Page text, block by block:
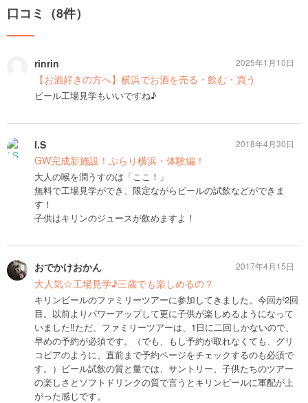
口コミ（8件）
rinrin
【お酒好きの方へ】横浜でお酒を売る・飲む・買う
ビール工場見学もいいですね♪
2025年1月10日
I.S
GW完成新施設！ぶらり横浜・体験編！
大人の喉を潤うすのは「ここ！」
無料で工場見学ができ、限定ながらビールの試飲などができま
す！
子供はキリンのジュースが飲めますよ！
2018年4月30日
おでかけおかん
大人気☆工場見学♪三歳でも楽しめるの？
キリンビールのファミリーツアーに参加してきました。今回が2回
目。以前よりパワーアップして更に子供が楽しめるようになって
いました‼︎ただ、ファミリーツアーは、1日に二回しかないので、
早めの予約が必須です。（でも、もし予約が取れなくても、グリ
コピアのように、直前まで予約ページをチェックするのも必須で
す。）ビール試飲の質と量では、サントリー、子供たちのツアー
の楽しさとソフトドリンクの質で言うとキリンビールに軍配が上
がった感じです。
2017年4月15日